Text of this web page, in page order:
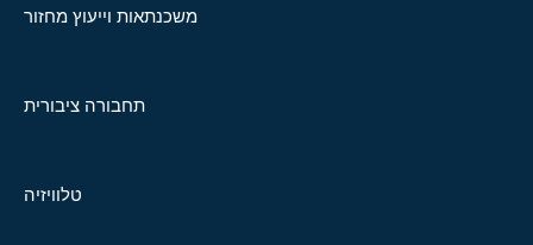
משכנתאות וייעוץ מחזור
תחבורה ציבורית
טלוויזיה